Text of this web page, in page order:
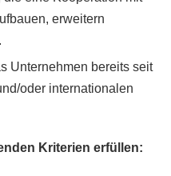
erweitern
Unternehmen bereits seit
oder internationalen
Kriterien erfüllen: